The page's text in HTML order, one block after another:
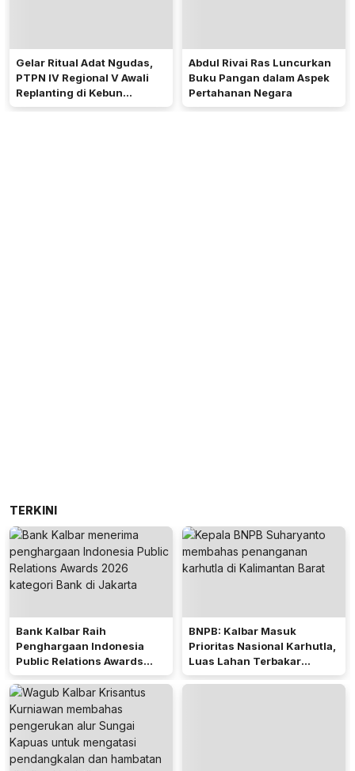
Gelar Ritual Adat Ngudas,
PTPN IV Regional V Awali
Replanting di Kebun
Kembayan
Abdul Rivai Ras Luncurkan
Buku Pangan dalam Aspek
Pertahanan Negara
TERKINI
Bank Kalbar Raih
Penghargaan Indonesia
Public Relations Awards
2026
BNPB: Kalbar Masuk
Prioritas Nasional Karhutla,
Luas Lahan Terbakar
Peringkat Keempat